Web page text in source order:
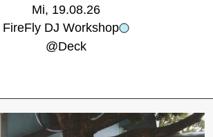
Mi, 19.08.26
FireFly DJ Workshop
@Deck